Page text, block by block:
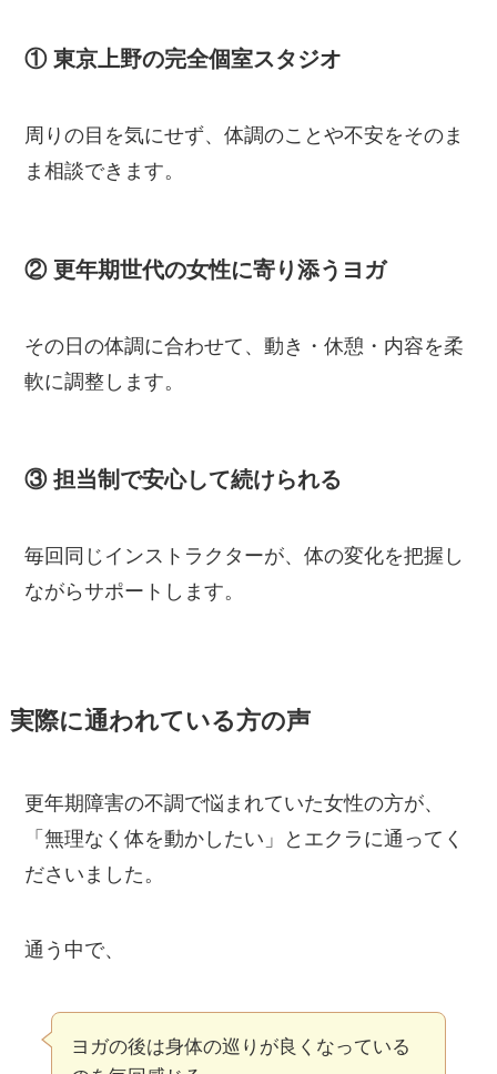
① 東京上野の完全個室スタジオ
周りの目を気にせず、体調のことや不安をそのま
ま相談できます。
② 更年期世代の女性に寄り添うヨガ
その日の体調に合わせて、動き・休憩・内容を柔
軟に調整します。
③ 担当制で安心して続けられる
毎回同じインストラクターが、体の変化を把握し
ながらサポートします。
実際に通われている方の声
更年期障害の不調で悩まれていた女性の方が、
「無理なく体を動かしたい」とエクラに通ってく
ださいました。
通う中で、
ヨガの後は身体の巡りが良くなっている